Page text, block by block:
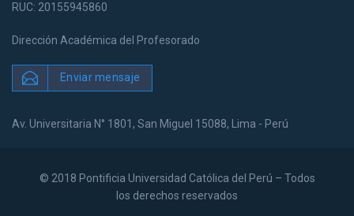
RUC: 20155945860
Dirección Académica del Profesorado
Enviar mensaje
Av. Universitaria N° 1801, San Miguel 15088, Lima - Perú
© 2018 Pontificia Universidad Católica del Perú – Todos
los derechos reservados